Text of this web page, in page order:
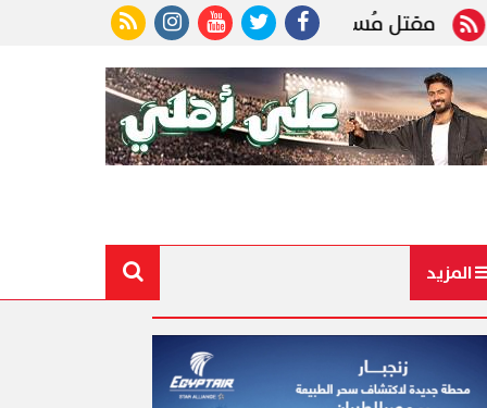
مُسن بمسكنه وأمن بورسعيد يكثف جهوده لضبط
المزيد